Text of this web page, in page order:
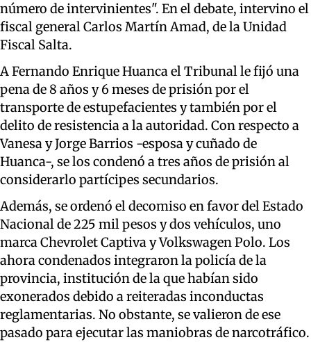
número de intervinientes". En el debate, intervino el
fiscal general Carlos Martín Amad, de la Unidad
Fiscal Salta.
A Fernando Enrique Huanca el Tribunal le fijó una
pena de 8 años y 6 meses de prisión por el
transporte de estupefacientes y también por el
delito de resistencia a la autoridad. Con respecto a
Vanesa y Jorge Barrios -esposa y cuñado de
Huanca-, se los condenó a tres años de prisión al
considerarlo partícipes secundarios.
Además, se ordenó el decomiso en favor del Estado
Nacional de 225 mil pesos y dos vehículos, uno
marca Chevrolet Captiva y Volkswagen Polo. Los
ahora condenados integraron la policía de la
provincia, institución de la que habían sido
exonerados debido a reiteradas inconductas
reglamentarias. No obstante, se valieron de ese
pasado para ejecutar las maniobras de narcotráfico.